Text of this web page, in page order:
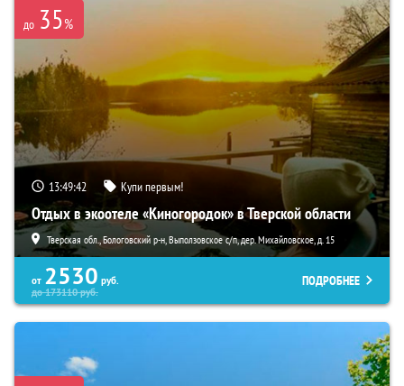
до 35%
13:49:41 Купи первым!
Отдых в экоотеле «Киногородок» в Тверской области
Тверская обл., Бологовский р-н, Выползовское с/п, дер. Михайловское, д. 15
от 2530 руб.
до173110руб.
ПОДРОБНЕЕ